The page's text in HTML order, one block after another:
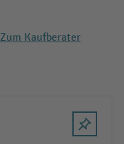
Zum Kaufberater